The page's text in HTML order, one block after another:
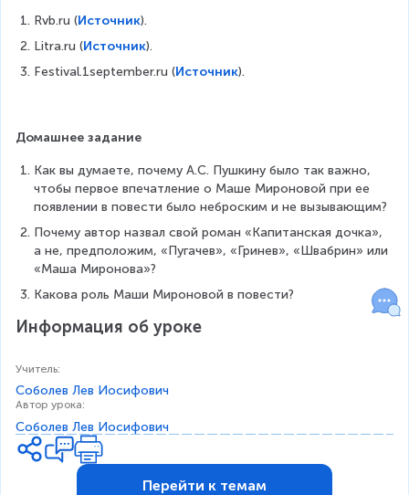
Rvb.ru (Источник).
Litra.ru (Источник).
Festival.1september.ru (Источник).
Домашнее задание
Как вы думаете, почему А.С. Пушкину было так важно,
чтобы первое впечатление о Маше Мироновой при ее
появлении в повести было неброским и не вызывающим?
Почему автор назвал свой роман «Капитанская дочка»,
а не, предположим, «Пугачев», «Гринев», «Швабрин» или
«Маша Миронова»?
Какова роль Маши Мироновой в повести?
Информация об уроке
Учитель:
Соболев Лев Иосифович
Автор урока:
Соболев Лев Иосифович
Перейти к темам